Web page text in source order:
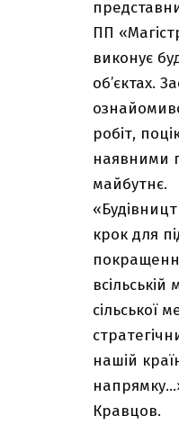
ПП
виконує
об’єктах.
робіт,
наявними
майбутнє.
крок для
всільській
сільської
нашій
Кравцов.